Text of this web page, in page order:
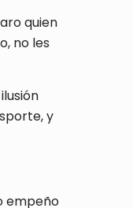
quien
no les
y
empeño